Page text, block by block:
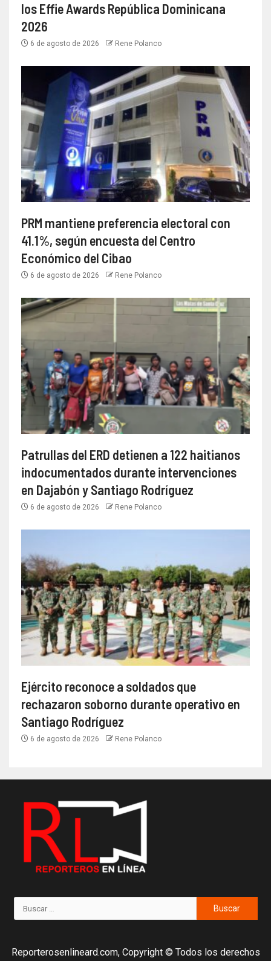
los Effie Awards República Dominicana
2026
6 de agosto de 2026 Rene Polanco
PRM mantiene preferencia electoral con
41.1%, según encuesta del Centro
Económico del Cibao
6 de agosto de 2026 Rene Polanco
Patrullas del ERD detienen a 122 haitianos
indocumentados durante intervenciones
en Dajabón y Santiago Rodríguez
6 de agosto de 2026 Rene Polanco
Ejército reconoce a soldados que
rechazaron soborno durante operativo en
Santiago Rodríguez
6 de agosto de 2026 Rene Polanco
Reporterosenlineard.com, Copyright © Todos los derechos